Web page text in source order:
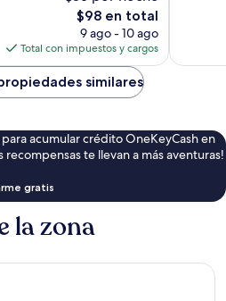
El
precio
actual
es
de
$98
$98 en total
9 ago - 10 ago
Total con impuestos y cargos
similares
acumular crédito OneKeyCash en
recompensas te llevan a más aventuras!
gratis
la zona